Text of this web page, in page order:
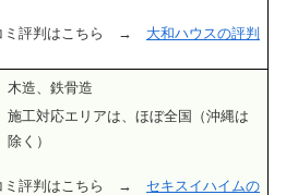
ミ評判はこちら → 大和ハウスの評判
木造、鉄骨造
施工対応エリアは、ほぼ全国（沖縄は
除く）
ミ評判はこちら → セキスイハイムの